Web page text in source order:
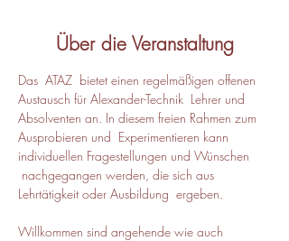
Über die Veranstaltung
Das  ATAZ  bietet einen regelmäßigen offenen
Austausch für Alexander-Technik  Lehrer und
Absolventen an. In diesem freien Rahmen zum
Ausprobieren und  Experimentieren kann
individuellen Fragestellungen und Wünschen
nachgegangen werden, die sich aus
Lehrtätigkeit oder Ausbildung  ergeben.
Willkommen sind angehende wie auch